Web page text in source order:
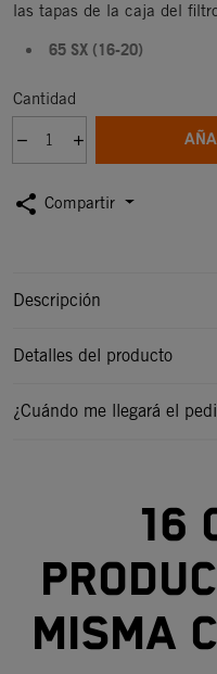
las tapas de la caja del
65 SX (16-20)
Cantidad
share Compartir
Descripción
Detalles del producto
¿Cuándo me llegará el
16
misma